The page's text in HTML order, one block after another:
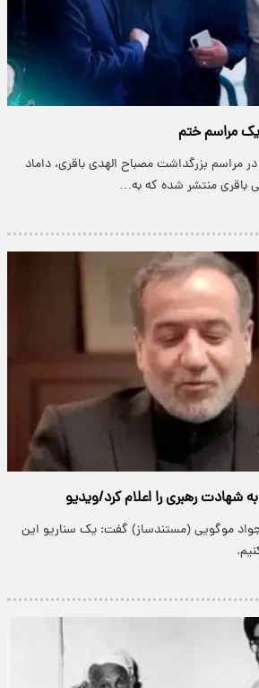
مراسم ختم
مراسم بزرگداشت مصباح الهدی باقری، داماد
باقری منتشر شده که به…
شهادت رهبری را اعلام کرد/ویدیو
موگویی (مستندساز) گفت: یک سناریو این